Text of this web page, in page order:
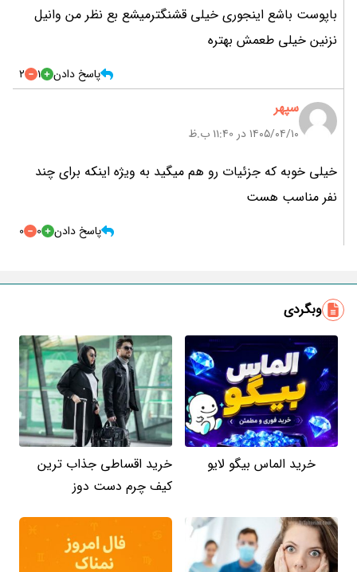
باپوست باشع اینجوری خیلی قشنگترمیشع بع نظر من وانیل
نزنین خیلی طعمش بهتره
پاسخ دادن 1
2
سپهر
۱۴۰۵/۰۴/۱۰ در 11:40 ب.ظ
خیلی خوبه که جزئیات رو هم میگید به ویژه اینکه برای چند
نفر مناسب هست
پاسخ دادن 0
0
وبگردی
خرید الماس بیگو لایو
خرید اقساطی جذاب ترین
کیف چرم دست دوز